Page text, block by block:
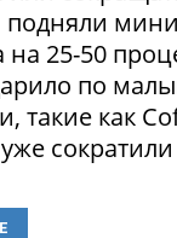
подняли
на 25-50
по
такие как